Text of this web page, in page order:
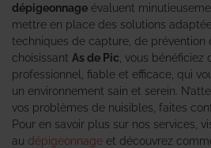
dépigeonnage évaluent
mettre en place des solutions
techniques de capture, de prévention
choisissant As de Pic , vous bénéficiez
professionnel, fiable et efficace, qui
un environnement sain et serein.
vos problèmes de nuisibles, faites
Pour en savoir plus sur nos services,
au dépigeonnage et découvrez